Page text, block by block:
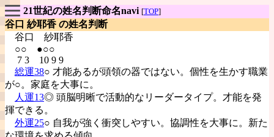
21世紀の姓名判断命名navi [TOP]
谷口 紗耶香 の姓名判断
谷口 紗耶香
○○ ●○○
7 3 10 9 9
総運38○ 才能あるが頭領の器ではない。個性を生かす職業
が○。家庭を大事に。
人運13◎ 頭脳明晰で活動的なリーダータイプ。才能を発
揮できる。
外運25○ 自我が強く衝突しやすい。協調性を大事に。新た